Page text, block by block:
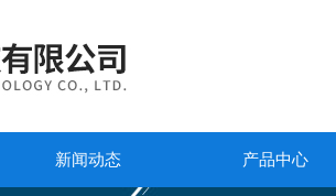
新闻动态 产品中心